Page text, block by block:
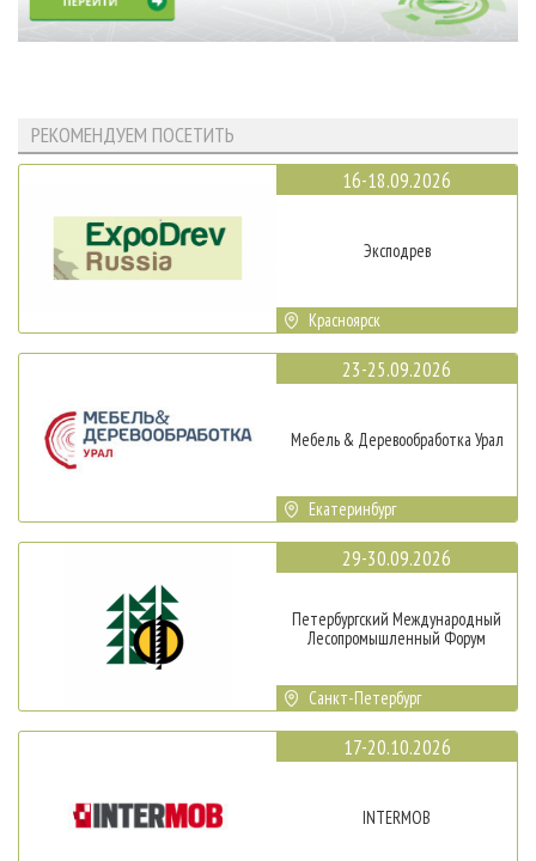
РЕКОМЕНДУЕМ ПОСЕТИТЬ
16-18.09.2026
Эксподрев
Красноярск
23-25.09.2026
Мебель & Деревообработка Урал
Екатеринбург
29-30.09.2026
Петербургский Международный
Лесопромышленный Форум
Санкт-Петербург
17-20.10.2026
INTERMOB